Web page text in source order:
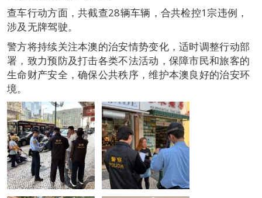
查车行动方面，共截查28辆车辆，合共检控1宗违例，
涉及无牌驾驶。
警方将持续关注本澳的治安情势变化，适时调整行动部
署，致力预防及打击各类不法活动，保障市民和旅客的
生命财产安全，确保公共秩序，维护本澳良好的治安环
境。